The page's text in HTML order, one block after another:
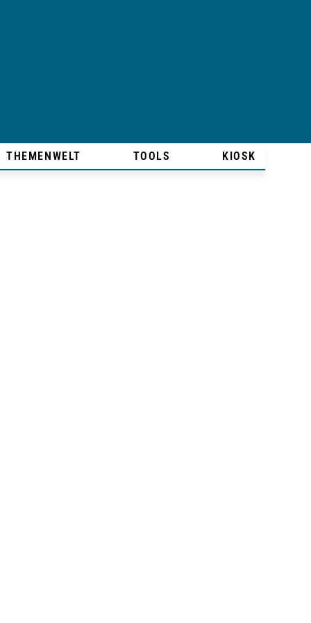
THEMENWELT TOOLS KIOSK